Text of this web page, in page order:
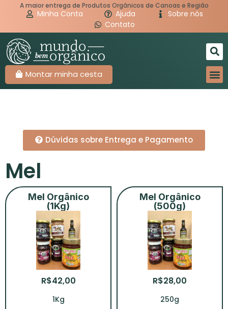
A maior entrega de Produtos Orgânicos de Canoas e Região
Minha Conta Ajuda
Sobre nós
Contato
Montar minha cesta
Dúvidas sobre Entrega e Pagamento
Mel
Mel Orgânico
(1Kg)
R$42,00
1Kg
Mel Orgânico
(500g)
R$28,00
250g